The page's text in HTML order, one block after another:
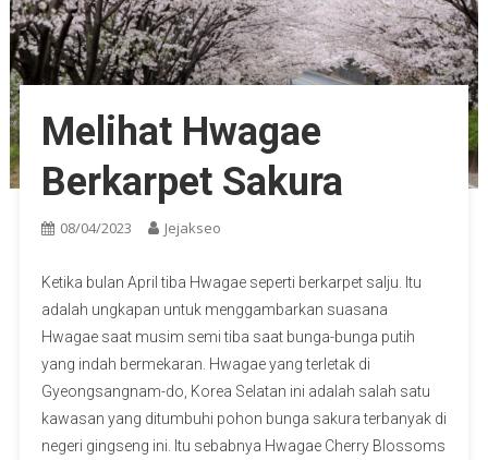
Melihat Hwagae
Berkarpet Sakura
08/04/2023 Jejakseo
Ketika bulan April tiba Hwagae seperti berkarpet salju. Itu
adalah ungkapan untuk menggambarkan suasana
Hwagae saat musim semi tiba saat bunga-bunga putih
yang indah bermekaran. Hwagae yang terletak di
Gyeongsangnam-do, Korea Selatan ini adalah salah satu
kawasan yang ditumbuhi pohon bunga sakura terbanyak di
negeri gingseng ini. Itu sebabnya Hwagae Cherry Blossoms